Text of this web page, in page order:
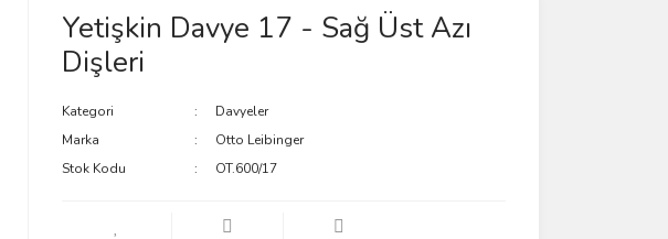
Yetişkin Davye 17 - Sağ Üst Azı
Dişleri
Kategori
Davyeler
Marka
Otto Leibinger
Stok Kodu
OT.600/17